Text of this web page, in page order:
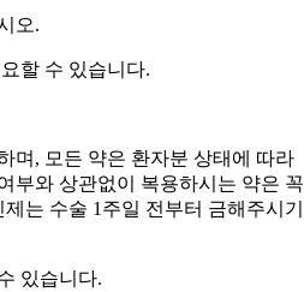
오.
할 수 있습니다.
며, 모든 약은 환자분 상태에 따라
부와 상관없이 복용하시는 약은 꼭
는 수술 1주일 전부터 금해주시기
있습니다.